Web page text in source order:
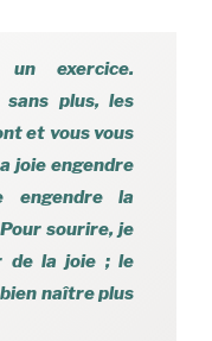
exercice.
plus, les
et vous vous
joie engendre
la
sourire, je
de la joie ; le
naître plus